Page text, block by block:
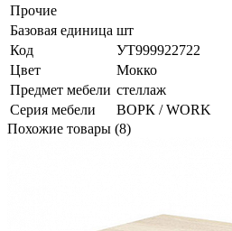
Прочие
Базовая единица шт
Код
УТ999922722
Цвет
Мокко
Предмет мебели стеллаж
Серия мебели
ВОРК / WORK
Похожие товары (8)